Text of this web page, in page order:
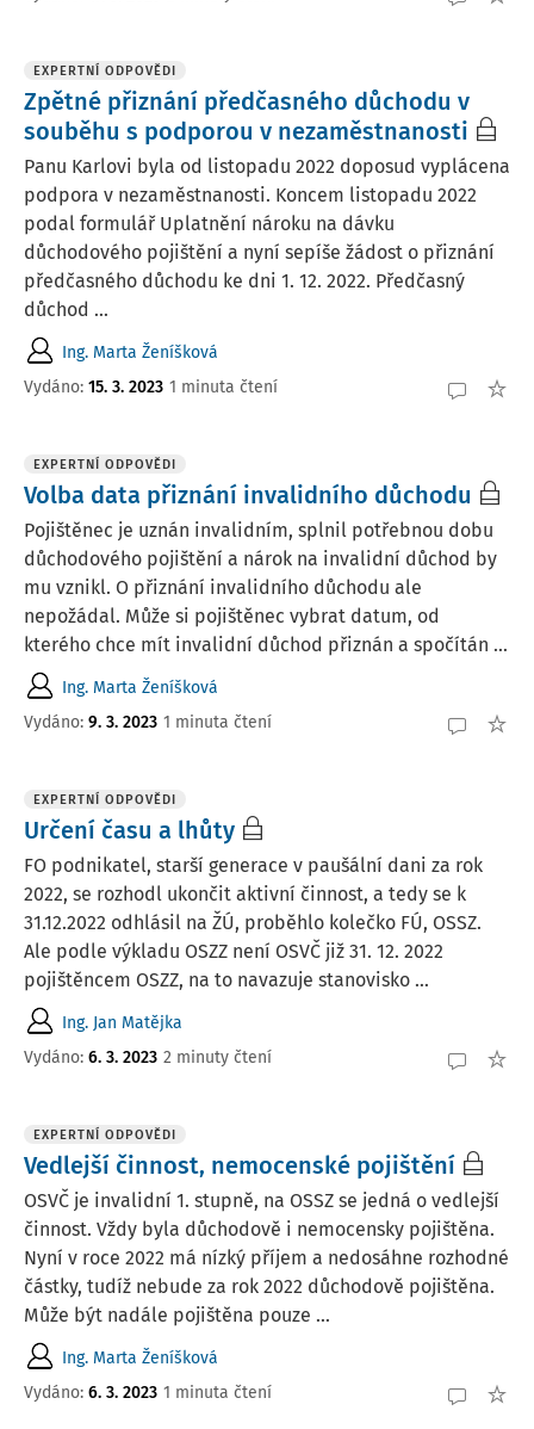
EXPERTNÍ ODPOVĚDI
Zpětné přiznání předčasného důchodu v
souběhu s podporou v nezaměstnanosti
Panu Karlovi byla od listopadu 2022 doposud vyplácena
podpora v nezaměstnanosti. Koncem listopadu 2022
podal formulář Uplatnění nároku na dávku
důchodového pojištění a nyní sepíše žádost o přiznání
předčasného důchodu ke dni 1. 12. 2022. Předčasný
důchod ...
Ing. Marta Ženíšková
Vydáno: 15. 3. 2023 1 minuta čtení
EXPERTNÍ ODPOVĚDI
Volba data přiznání invalidního důchodu
Pojištěnec je uznán invalidním, splnil potřebnou dobu
důchodového pojištění a nárok na invalidní důchod by
mu vznikl. O přiznání invalidního důchodu ale
nepožádal. Může si pojištěnec vybrat datum, od
kterého chce mít invalidní důchod přiznán a spočítán ...
Ing. Marta Ženíšková
Vydáno: 9. 3. 2023 1 minuta čtení
EXPERTNÍ ODPOVĚDI
Určení času a lhůty
FO podnikatel, starší generace v paušální dani za rok
2022, se rozhodl ukončit aktivní činnost, a tedy se k
31.12.2022 odhlásil na ŽÚ, proběhlo kolečko FÚ, OSSZ.
Ale podle výkladu OSZZ není OSVČ již 31. 12. 2022
pojištěncem OSZZ, na to navazuje stanovisko ...
Ing. Jan Matějka
Vydáno: 6. 3. 2023 2 minuty čtení
EXPERTNÍ ODPOVĚDI
Vedlejší činnost, nemocenské pojištění
OSVČ je invalidní 1. stupně, na OSSZ se jedná o vedlejší
činnost. Vždy byla důchodově i nemocensky pojištěna.
Nyní v roce 2022 má nízký příjem a nedosáhne rozhodné
částky, tudíž nebude za rok 2022 důchodově pojištěna.
Může být nadále pojištěna pouze ...
Ing. Marta Ženíšková
Vydáno: 6. 3. 2023 1 minuta čtení